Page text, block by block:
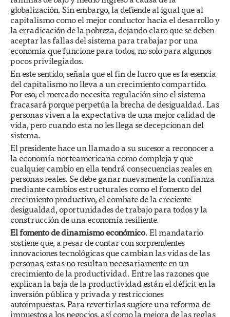
globalización. Sin embargo, la defiende al igual que al
capitalismo como el mejor conductor hacia el desarrollo y
la erradicación de la pobreza, dejando claro que se deben
aceptar las fallas del sistema para trabajar por una
economía que funcione para todos, no solo para algunos
pocos privilegiados.
En este sentido, señala que el fin de lucro que es la esencia
del capitalismo no lleva a un crecimiento compartido.
Por eso, el mercado necesita regulación sino el sistema
fracasará porque perpetúa la brecha de desigualdad. Las
personas viven a la expectativa de una mejor calidad de
vida, pero cuando esta no les llega se decepcionan del
sistema.
El presidente hace un llamado a su sucesor a reconocer a
la economía norteamericana como compleja y que
cualquier cambio en ella tendrá consecuencias reales en
personas reales. Se debe ganar nuevamente la confianza
mediante cambios estructurales como el fomento del
crecimiento productivo, el combate de la creciente
desigualdad, oportunidades de trabajo para todos y la
construcción de una economía resiliente.
El fomento de dinamismo económico. El mandatario
sostiene que, a pesar de contar con sorprendentes
innovaciones tecnológicas que cambian las vidas de las
personas, estas no resultan necesariamente en un
crecimiento de la productividad. Entre las razones que
explican la baja de la productividad están el déficit en la
inversión pública y privada y restricciones
autoimpuestas. Para revertirlas sugiere una reforma de
impuestos a los negocios, así como la mejora de las reglas